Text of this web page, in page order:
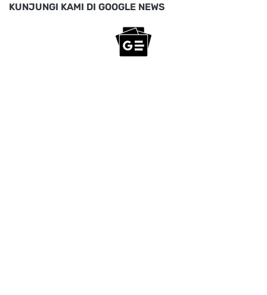
KUNJUNGI KAMI DI GOOGLE NEWS